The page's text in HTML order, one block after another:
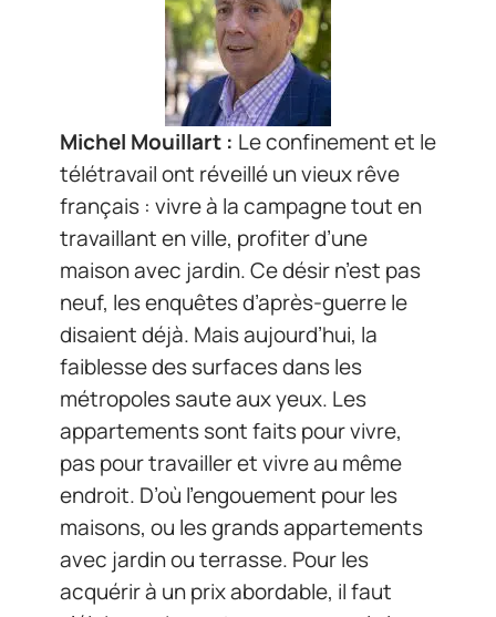
Michel Mouillart : Le confinement et le
télétravail ont réveillé un vieux rêve
français : vivre à la campagne tout en
travaillant en ville, profiter d’une
maison avec jardin. Ce désir n’est pas
neuf, les enquêtes d’après-guerre le
disaient déjà. Mais aujourd’hui, la
faiblesse des surfaces dans les
métropoles saute aux yeux. Les
appartements sont faits pour vivre,
pas pour travailler et vivre au même
endroit. D’où l’engouement pour les
maisons, ou les grands appartements
avec jardin ou terrasse. Pour les
acquérir à un prix abordable, il faut